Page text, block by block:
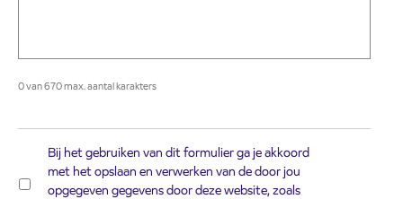
0 van 670 max. aantal karakters
Bij het gebruiken van dit formulier ga je akkoord
met het opslaan en verwerken van de door jou
opgegeven gegevens door deze website, zoals